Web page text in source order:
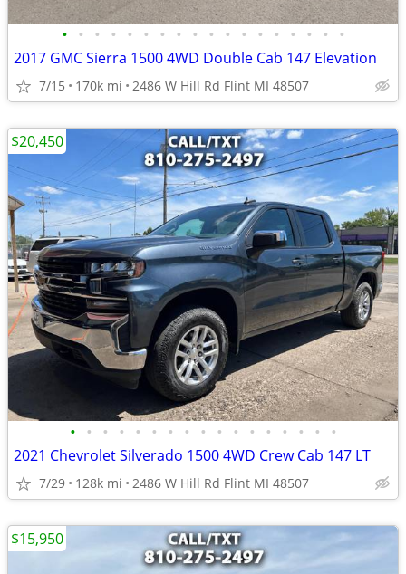
• • • • • • • • • • • • • • • • • •
2017 GMC Sierra 1500 4WD Double Cab 147 Elevation
7/15 170k mi 2486 W Hill Rd Flint MI 48507
• • • • • • • • • • • • • • • • •
2021 Chevrolet Silverado 1500 4WD Crew Cab 147 LT
7/29 128k mi 2486 W Hill Rd Flint MI 48507
$20,450
$15,950